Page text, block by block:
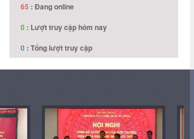
65 : Đang online
0 : Lượt truy cập hôm nay
0 : Tổng lượt truy cập